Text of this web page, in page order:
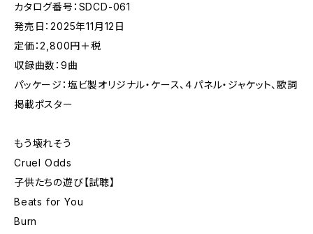
カタログ番号：SDCD-061
発売日：2025年11月12日
定価：2,800円＋税
収録曲数：9曲
パッケージ：塩ビ製オリジナル・ケース、４パネル・ジャケット、歌詞
掲載ポスター
もう壊れそう
Cruel Odds
子供たちの遊び【試聴】
Beats for You
Burn